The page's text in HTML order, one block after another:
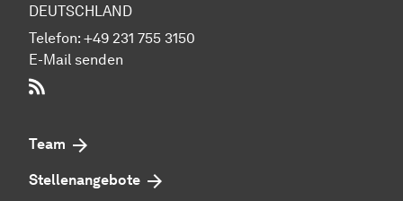
DEUTSCHLAND
Telefon: +49 231 755 3150
E-Mail senden
Team
Stellenangebote